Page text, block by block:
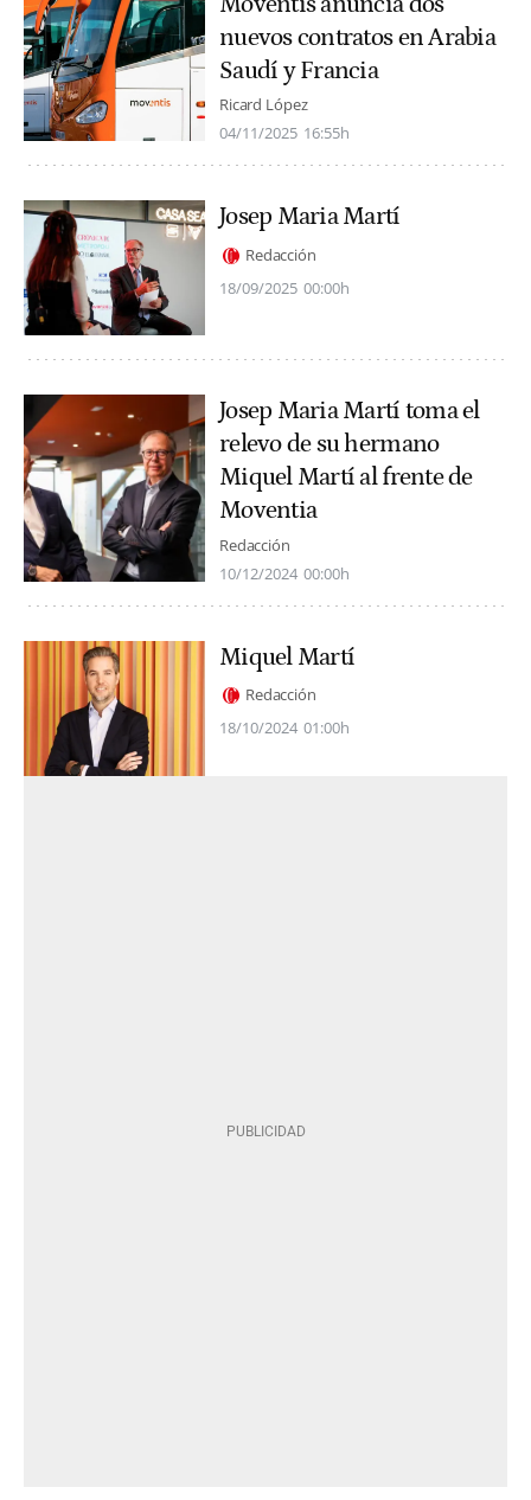
nuevos contratos en Arabia
Saudí y Francia
Ricard López
04/11/2025 16:55h
Josep Maria Martí
Redacción
18/09/2025 00:00h
Josep Maria Martí toma el
relevo de su hermano
Miquel Martí al frente de
Moventia
Redacción
10/12/2024 00:00h
Miquel Martí
Redacción
18/10/2024 01:00h